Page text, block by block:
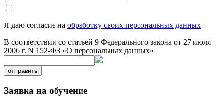
Я даю согласие на обработку своих персональных данных
В соответствии со статьей 9 Федерального закона от 27 июля
2006 г. N 152-ФЗ «О персональных данных»
отправить
Заявка на обучение